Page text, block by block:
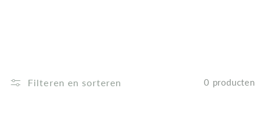
Filteren en sorteren 0 producten